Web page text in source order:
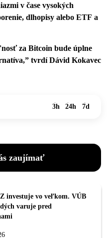
v čase vysokých
dlhopisy alebo ETF a
za Bitcoin bude úplne
tvrdí Dávid Kokavec
3h 24h 7d
zaujímať
investuje vo veľkom. VÚB
varuje pred